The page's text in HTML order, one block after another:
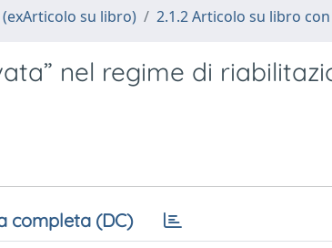
su libro) 2.1.2 Articolo su libro con
nel regime di
completa (DC)